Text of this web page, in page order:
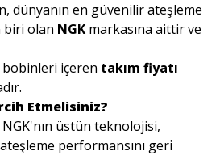
dünyanın en güvenilir ateşleme
biri olan NGK markasına aittir ve
içeren takım fiyatı
Etmelisiniz?
NGK'nın üstün teknolojisi,
performansını geri